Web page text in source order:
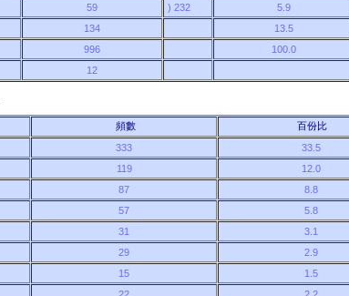
59 ) 232 5.9
134
13.5
996
100.0
12
頻數
百份比
333
33.5
119
12.0
87
8.8
57
5.8
31
3.1
29
2.9
15
1.5